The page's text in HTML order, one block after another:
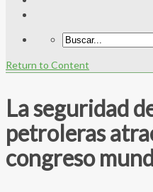
Return to Content
La seguridad
petroleras
congreso